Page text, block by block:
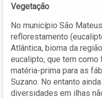
Vegetação
No município São
reflorestamento
Atlântica, bioma da
eucalipto, que tem como
matéria-prima para as
Suzano. No entanto
diversidades em ilhas